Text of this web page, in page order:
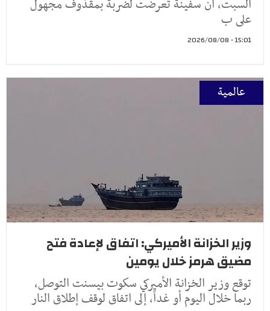
السبت، أن سفينة تعرضت لضربة بمقذوف مجهول
على ب
15:01 - 2026/08/08
عالمية
وزير الخزانة الأميركي: اتفاق لإعادة فتح
مضيق هرمز خلال يومين
توقع وزير الخزانة الأميركي سكوت بيسنت التوصل،
ربما خلال اليوم أو غداً، إلى اتفاق لوقف إطلاق النار